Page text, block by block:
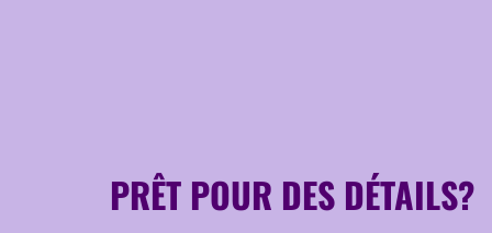
PRÊT POUR DES DÉTAILS?